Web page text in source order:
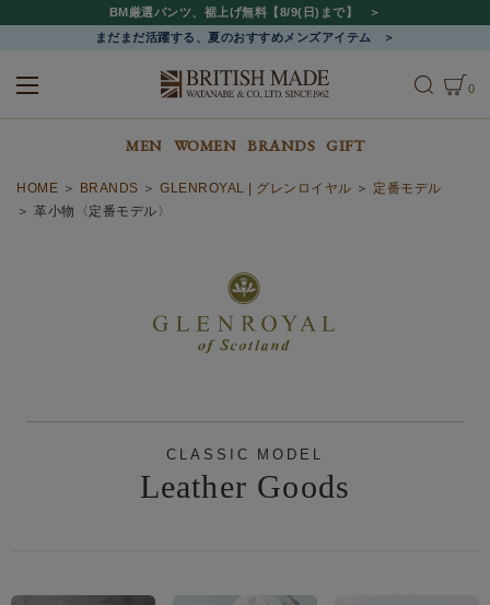
BM厳選パンツ、裾上げ無料【8/9(日)まで】
まだまだ活躍する、夏のおすすめメンズアイテム
0
MEN WOMEN BRANDS GIFT
HOME BRANDS GLENROYAL | グレンロイヤル
定番モデル
革小物〈定番モデル〉
CLASSIC MODEL
Leather Goods